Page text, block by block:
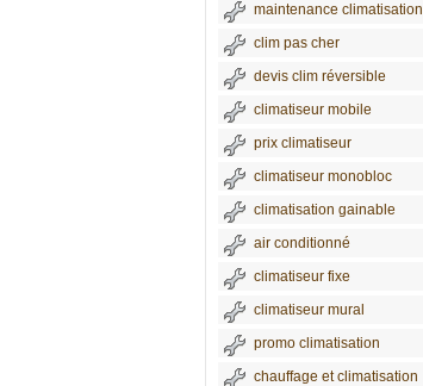
maintenance climatisation
clim pas cher
devis clim réversible
climatiseur mobile
prix climatiseur
climatiseur monobloc
climatisation gainable
air conditionné
climatiseur fixe
climatiseur mural
promo climatisation
chauffage et climatisation